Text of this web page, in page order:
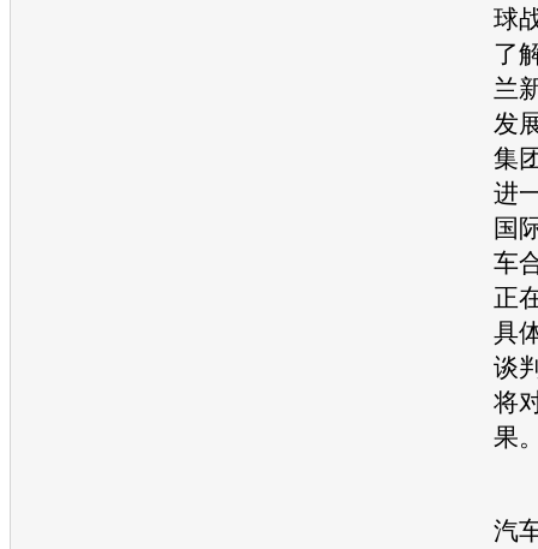
球
了
兰
发
集
进
国
车
正
具
谈
将
果
汽